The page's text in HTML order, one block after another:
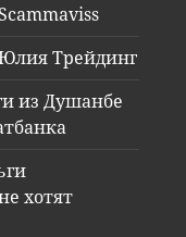
Трейдинг
из Душанбе
хотят